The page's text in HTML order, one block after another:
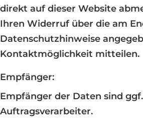
direkt auf dieser Website
Ihren Widerruf über die am
Datenschutzhinweise
Kontaktmöglichkeit mitteilen.
Empfänger:
Empfänger der Daten sind ggf.
Auftragsverarbeiter.